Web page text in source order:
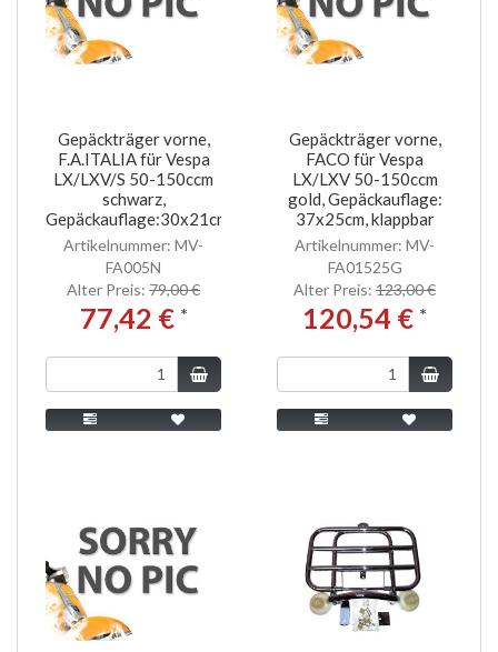
Gepäckträger vorne,
F.A.ITALIA für Vespa
LX/LXV/S 50-150ccm
schwarz,
Gepäckauflage:30x21cm
Artikelnummer: MV-
FA005N
Alter Preis: 79,00 €
77,42 € *
Gepäckträger vorne,
FACO für Vespa
LX/LXV 50-150ccm
gold, Gepäckauflage:
37x25cm, klappbar
Artikelnummer: MV-
FA01525G
Alter Preis: 123,00 €
120,54 € *